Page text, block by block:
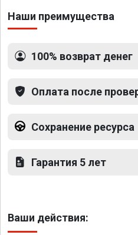
Наши преимущества
100% возврат денег
Оплата после
Сохранение ресурса
Гарантия 5 лет
Ваши действия: